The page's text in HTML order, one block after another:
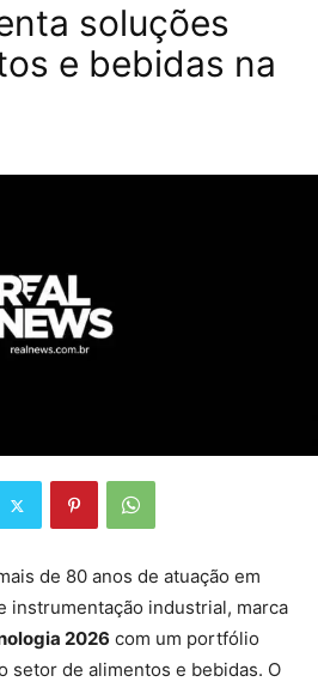
soluções
e bebidas na
de 80 anos de atuação em
instrumentação industrial, marca
2026 com um portfólio
setor de alimentos e bebidas. O